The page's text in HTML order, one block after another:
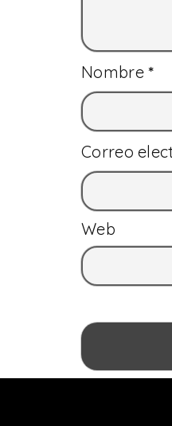
Nombre*
Correo
Web